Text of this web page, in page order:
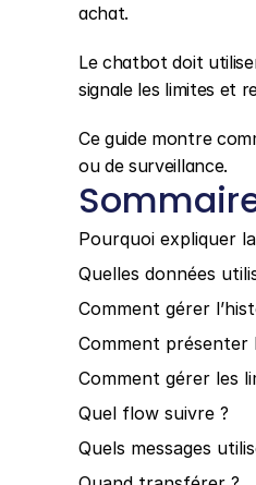
achat.
Le chatbot doit
signale les limites et
Ce guide montre
ou de surveillance.
Pourquoi expliquer
Quelles données
Comment gérer
Comment présenter
Comment gérer les
Quel flow suivre ?
Quels messages